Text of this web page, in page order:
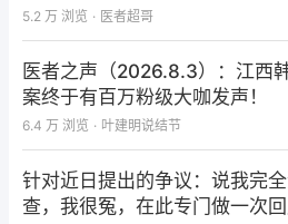
图1-4：例一回盲部及右半结肠
例二，malin，女，40岁。ID
号：09612A ，江苏无锡居民
腹胀痛14年，加重2年余入院
桥医院行腹腔镜下双侧输卵管
5.2 万 浏览 · 医者超哥
医者之声（2026.8.3）：江西
案终于有百万粉级大咖发声！
6.4 万 浏览 · 叶建明说结节
针对近日提出的争议：说我完
查，我很冤，在此专门做一次